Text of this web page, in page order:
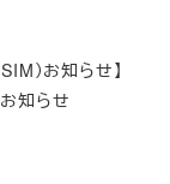
）お知らせ】
知らせ